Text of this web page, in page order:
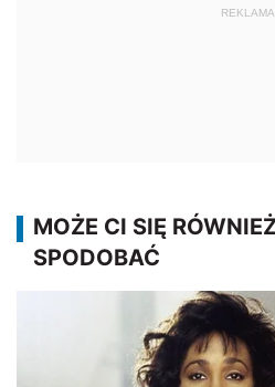
REKLAMA